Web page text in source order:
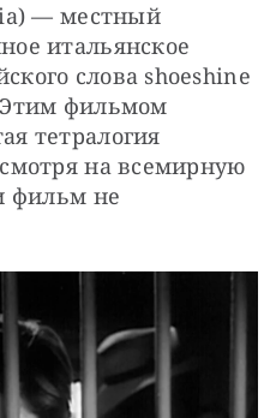
— местный
итальянское
слова shoeshine
фильмом
тетралогия
на всемирную
фильм не